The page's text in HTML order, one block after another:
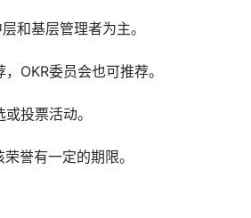
和基层管理者为主。
OKR委员会也可推荐。
投票活动。
誉有一定的期限。